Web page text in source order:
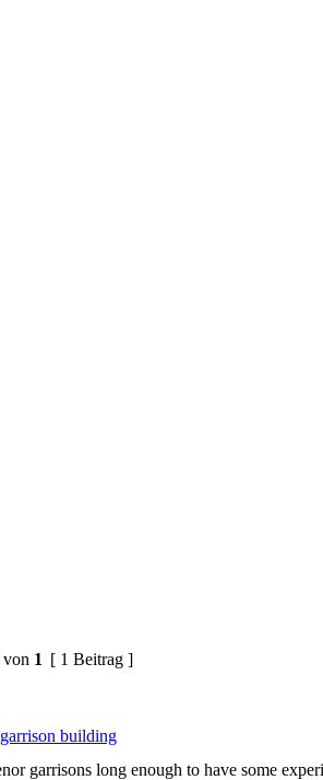
von 1 [ 1 Beitrag ]
building
garrisons long enough to have some